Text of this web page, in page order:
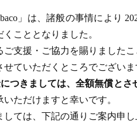
」は、諸般の事情により
こととなりました。
支援・ご協力を賜りました
ていただくところでござい
つきましては、全額無償とさ
ただけますと幸いです。
ては、下記の通りご案内申し